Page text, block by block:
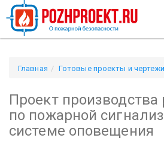
Главная Готовые проекты и чертежи
системе оповещения
Проект
по пожарной
системе оповещения